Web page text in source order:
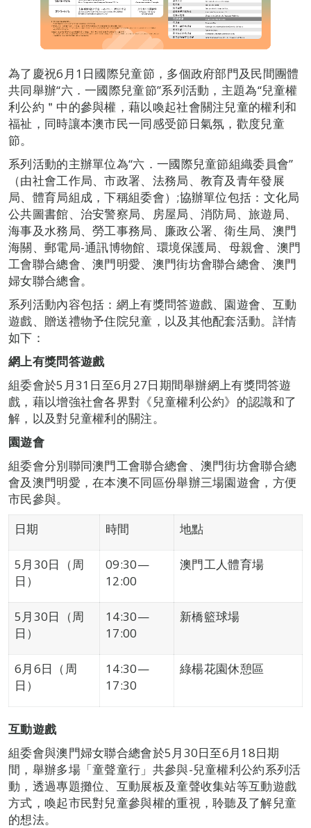
為了慶祝6月1日國際兒童節，多個政府部門及民間團體
共同舉辦“六．一國際兒童節”系列活動，主題為“兒童權
利公約＂中的參與權，藉以喚起社會關注兒童的權利和
福祉，同時讓本澳市民一同感受節日氣氛，歡度兒童
節。
系列活動的主辦單位為“六．一國際兒童節組織委員會”
（由社會工作局、市政署、法務局、教育及青年發展
局、體育局組成，下稱組委會）;協辦單位包括：文化局
公共圖書館、治安警察局、房屋局、消防局、旅遊局、
海事及水務局、勞工事務局、廉政公署、衛生局、澳門
海關、郵電局-通訊博物館、環境保護局、母親會、澳門
工會聯合總會、澳門明愛、澳門街坊會聯合總會、澳門
婦女聯合總會。
系列活動內容包括：網上有獎問答遊戲、園遊會、互動
遊戲、贈送禮物予住院兒童，以及其他配套活動。詳情
如下：
網上有獎問答遊戲
組委會於5月31日至6月27日期間舉辦網上有獎問答遊
戲，藉以增強社會各界對《兒童權利公約》的認識和了
解，以及對兒童權利的關注。
園遊會
組委會分別聯同澳門工會聯合總會、澳門街坊會聯合總
會及澳門明愛，在本澳不同區份舉辦三場園遊會，方便
市民參與。
日期
時間 地點
5月30日（周
日）
09:30—
12:00
澳門工人體育場
5月30日（周
日）
14:30—
17:00
新橋籃球場
6月6日（周
日）
14:30—
17:30
綠楊花園休憩區
互動遊戲
組委會與澳門婦女聯合總會於5月30日至6月18日期
間，舉辦多場「童聲童行」共參與-兒童權利公約系列活
動，透過專題攤位、互動展板及童聲收集站等互動遊戲
方式，喚起市民對兒童參與權的重視，聆聽及了解兒童
的想法。